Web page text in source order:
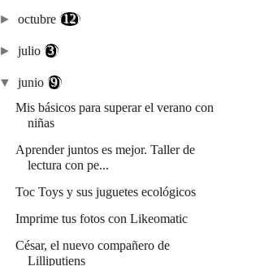
►octubre (12)
►julio(3)
▼junio(9)
Mis básicos para superar el verano con
niñas
Aprender juntos es mejor. Taller de
lectura con pe...
Toc Toys y sus juguetes ecológicos
Imprime tus fotos con Likeomatic
César, el nuevo compañero de
Lilliputiens